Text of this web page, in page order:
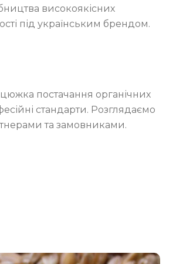
високоякісних
під українським брендом.
постачання органічних
стандарти. Розглядаємо
та замовниками.